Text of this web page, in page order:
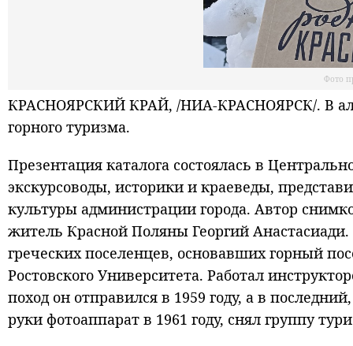
Фото
КРАСНОЯРСКИЙ КРАЙ, /НИА-КРАСНОЯРСК/. В
горного туризма.
Презентация каталога состоялась в
экскурсоводы, историки и краеведы,
культуры администрации города. Автор
житель Красной Поляны Георгий
греческих поселенцев, основавших горный
Ростовского Университета. Работал
поход он отправился в 1959 году, а в
руки фотоаппарат в 1961 году, снял группу